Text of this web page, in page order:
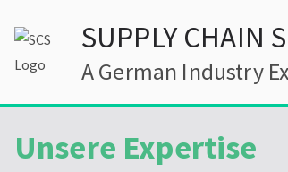
Inhalt
springen
SUPPLY CHAIN
A German Industry
Unsere Expertise